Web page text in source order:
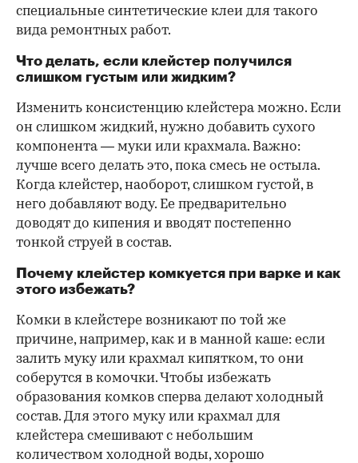
специальные синтетические клеи для такого
вида ремонтных работ.
Что делать, если клейстер получился
слишком густым или жидким?
Изменить консистенцию клейстера можно. Если
он слишком жидкий, нужно добавить сухого
компонента — муки или крахмала. Важно:
лучше всего делать это, пока смесь не остыла.
Когда клейстер, наоборот, слишком густой, в
него добавляют воду. Ее предварительно
доводят до кипения и вводят постепенно
тонкой струей в состав.
Почему клейстер комкуется при варке и как
этого избежать?
Комки в клейстере возникают по той же
причине, например, как и в манной каше: если
залить муку или крахмал кипятком, то они
соберутся в комочки. Чтобы избежать
образования комков сперва делают холодный
состав. Для этого муку или крахмал для
клейстера смешивают с небольшим
количеством холодной воды, хорошо